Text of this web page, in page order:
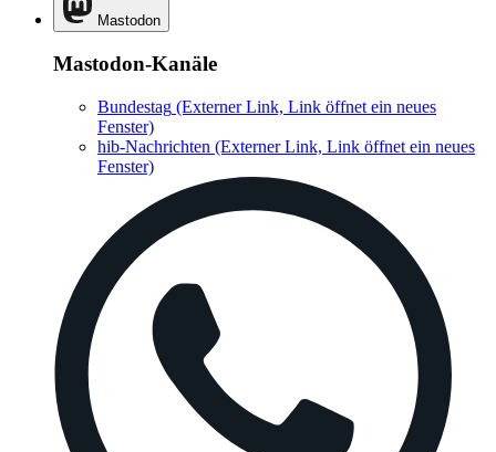
Mastodon
Mastodon-Kanäle
Bundestag (Externer Link, Link öffnet ein neues
Fenster)
hib-Nachrichten (Externer Link, Link öffnet ein neues
Fenster)